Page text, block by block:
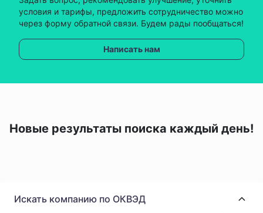
условия и тарифы, предложить сотрудничество можно
через форму обратной связи. Будем рады пообщаться!
Написать нам
Новые результаты поиска каждый день!
Искать компанию по ОКВЭД